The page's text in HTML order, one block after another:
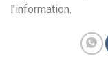
l’information.